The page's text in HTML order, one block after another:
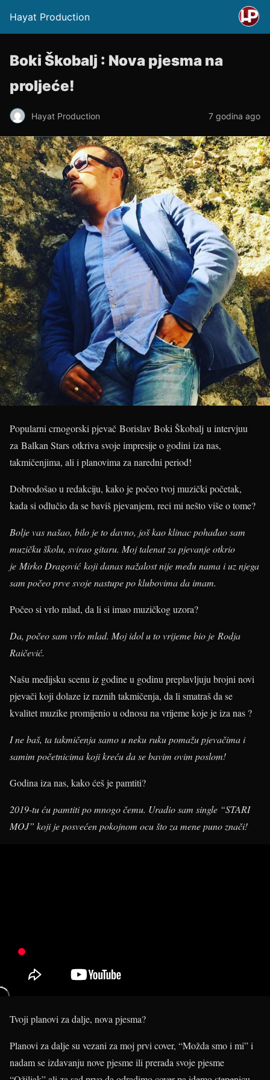
Hayat Production
Boki Škobalj : Nova pjesma na
proljeće!
Hayat Production 7 godina ago
Popularni crnogorski pjevač Borislav Boki Škobalj u intervjuu
za Balkan Stars otkriva svoje impresije o godini iza nas,
takmičenjima, ali i planovima za naredni period!
Dobrodošao u redakciju, kako je počeo tvoj muzički početak,
kada si odlučio da se baviš pjevanjem, reci mi nešto više o tome?
Bolje vas našao, bilo je to davno, još kao klinac pohađao sam
muzičku školu, svirao gitaru. Moj talenat za pjevanje otkrio
je Mirko Dragović koji danas nažalost nije među nama i uz njega
sam počeo prve svoje nastupe po klubovima da imam.
Počeo si vrlo mlad, da li si imao muzičkog uzora?
Da, počeo sam vrlo mlad. Moj idol u to vrijeme bio je Rodja
Raičević.
Našu medijsku scenu iz godine u godinu preplavljuju brojni novi
pjevači koji dolaze iz raznih takmičenja, da li smatraš da se
kvalitet muzike promijenio u odnosu na vrijeme koje je iza nas ?
I ne baš, ta takmičenja samo u neku ruku pomažu pjevačima i
samim početnicima koji kreću da se bavim ovim poslom!
Godina iza nas, kako ćeš je pamtiti?
2019-tu ću pamtiti po mnogo čemu. Uradio sam single “STARI
MOJ” koji je posvećen pokojnom ocu što za mene puno znači!
Tvoji planovi za dalje, nova pjesma?
Planovi za dalje su vezani za moj prvi cover, “Možda smo i mi” i
nadam se izdavanju nove pjesme ili prerada svoje pjesme